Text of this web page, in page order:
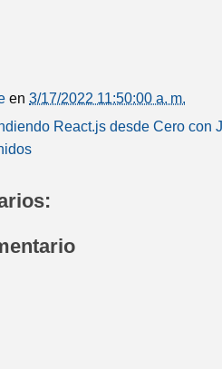
en 3/17/2022 11:50:00 a. m.
React.js desde Cero con